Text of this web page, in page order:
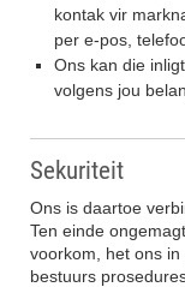
kontak vir
per e-pos,
Ons kan die
volgens jou
Sekuriteit
Ons is daartoe
Ten einde
voorkom, het ons
bestuurs